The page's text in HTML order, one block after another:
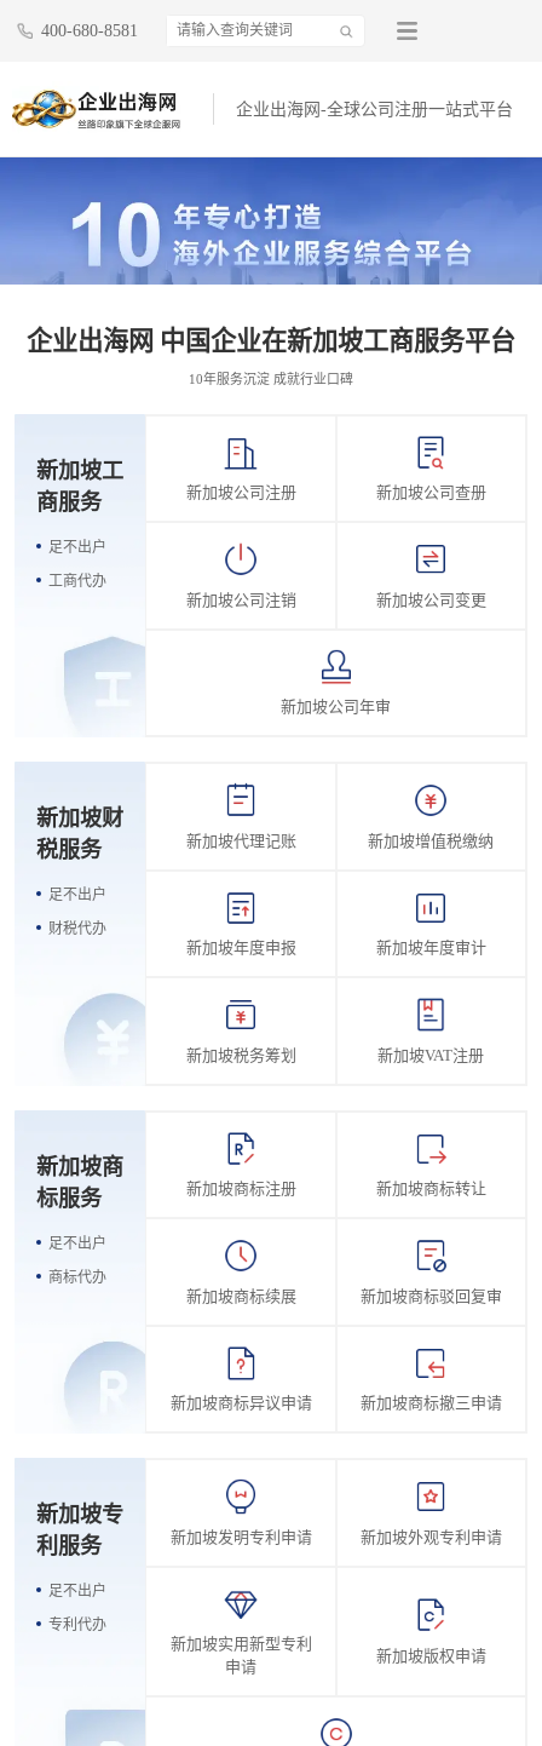
400-680-8581
企业出海网-全球公司注册一站式平台
企业出海网 中国企业在新加坡工商服务平台
10年服务沉淀 成就行业口碑
新加坡工
商服务
足不出户
工商代办
新加坡公司注册 新加坡公司查册
新加坡公司注销 新加坡公司变更
新加坡公司年审
新加坡财
税服务
足不出户
财税代办
新加坡代理记账 新加坡增值税缴纳
新加坡年度申报 新加坡年度审计
新加坡税务筹划 新加坡VAT注册
新加坡商
标服务
足不出户
商标代办
新加坡商标注册 新加坡商标转让
新加坡商标续展 新加坡商标驳回复审
新加坡商标异议申请 新加坡商标撤三申请
新加坡专
利服务
足不出户
专利代办
新加坡发明专利申请 新加坡外观专利申请
新加坡实用新型专利
申请
新加坡版权申请